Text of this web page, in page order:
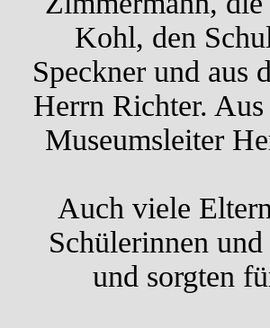
Kohl, den
Speckner und aus
Herrn Richter.
Museumsleiter
Auch viele
Schülerinnen
und sorgten